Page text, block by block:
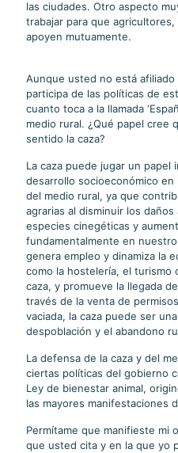
las ciudades. Otro aspecto
trabajar para que
apoyen mutuamente.
Aunque usted no está
participa de las políticas de
cuanto toca a la llamada
medio rural. ¿Qué papel cree
sentido la caza?
La caza puede jugar un papel
desarrollo socioeconómico en
del medio rural, ya que
agrarias al disminuir los
especies cinegéticas y
fundamentalmente en
genera empleo y dinamiza la
como la hostelería, el turismo
caza, y promueve la llegada
través de la venta de
vaciada, la caza puede ser
despoblación y el abandono
La defensa de la caza y del
ciertas políticas del gobierno
Ley de bienestar animal,
las mayores manifestaciones
Permítame que manifieste mi
que usted cita y en la que yo